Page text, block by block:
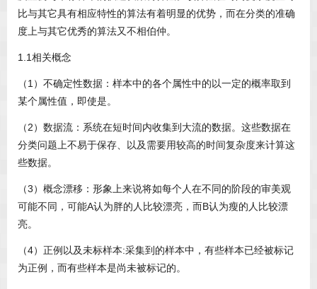
比与其它具有相应特性的算法有着明显的优势，而在分类的准确
度上与其它优秀的算法又不相伯仲。
1.1相关概念
（1）不确定性数据：样本中的各个属性中的以一定的概率取到
某个属性值，即使是。
（2）数据流：系统在短时间内收集到大流的数据。这些数据在
分类问题上不易于保存、以及需要用较高的时间复杂度来计算这
些数据。
（3）概念漂移：形象上来说将如每个人在不同的阶段的审美观
可能不同，可能A认为胖的人比较漂亮，而B认为瘦的人比较漂
亮。
（4）正例以及未标样本:采集到的样本中，有些样本已经被标记
为正例，而有些样本是尚未被标记的。